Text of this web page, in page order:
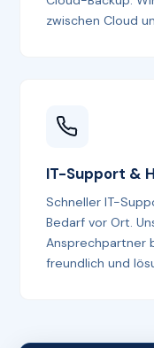
zwischen Cloud
IT-Support &
Schneller IT-
Bedarf vor Ort.
Ansprechpartner
freundlich und